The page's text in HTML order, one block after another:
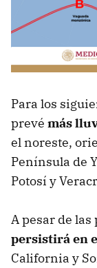
Para los
prevé más
el noreste,
Península de
Potosí y
A pesar de
persistirá en
California y